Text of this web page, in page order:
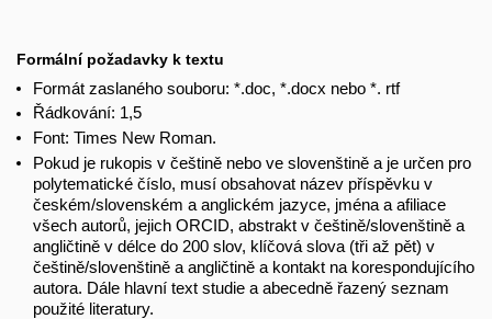
Formální požadavky k textu
Formát zaslaného souboru: *.doc, *.docx nebo *. rtf
Řádkování: 1,5
Font: Times New Roman.
Pokud je rukopis v češtině nebo ve slovenštině a je určen pro
polytematické číslo, musí obsahovat název příspěvku v
českém/slovenském a anglickém jazyce, jména a afiliace
všech autorů, jejich ORCID, abstrakt v češtině/slovenštině a
angličtině v délce do 200 slov, klíčová slova (tři až pět) v
češtině/slovenštině a angličtině a kontakt na korespondujícího
autora. Dále hlavní text studie a abecedně řazený seznam
použité literatury.